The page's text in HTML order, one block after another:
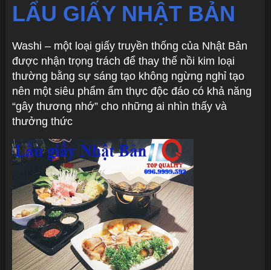
LẨU GIẤY NHẬT BẢN
Washi – một loại giấy truyền thống của Nhật Bản
được nhận trọng trách để thay thế nồi kim loại
thường bằng sự sáng tạo không ngừng nghỉ tạo
nên một siêu phẩm ẩm thực độc đáo có khả năng
“gây thương nhớ” cho những ai nhìn thấy và
thưởng thức